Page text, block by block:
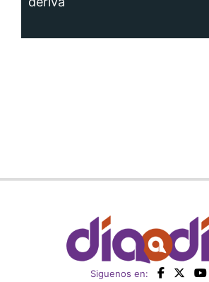
Siguenos en: